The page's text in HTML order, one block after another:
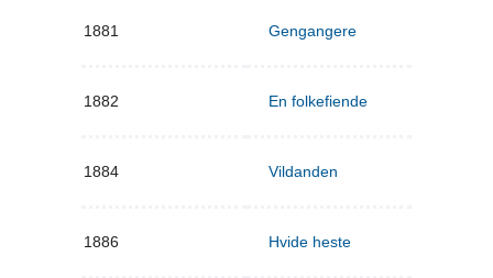
1881 Gengangere
1882 En folkefiende
1884 Vildanden
1886 Hvide heste